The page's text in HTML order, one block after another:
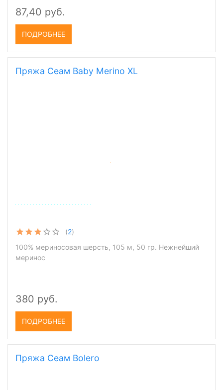
87,40 руб.
ПОДРОБНЕЕ
Пряжа Сеам Baby Merino XL
(2)
100% мериносовая шерсть, 105 м, 50 гр. Нежнейший
меринос
380 руб.
ПОДРОБНЕЕ
Пряжа Сеам Bolero